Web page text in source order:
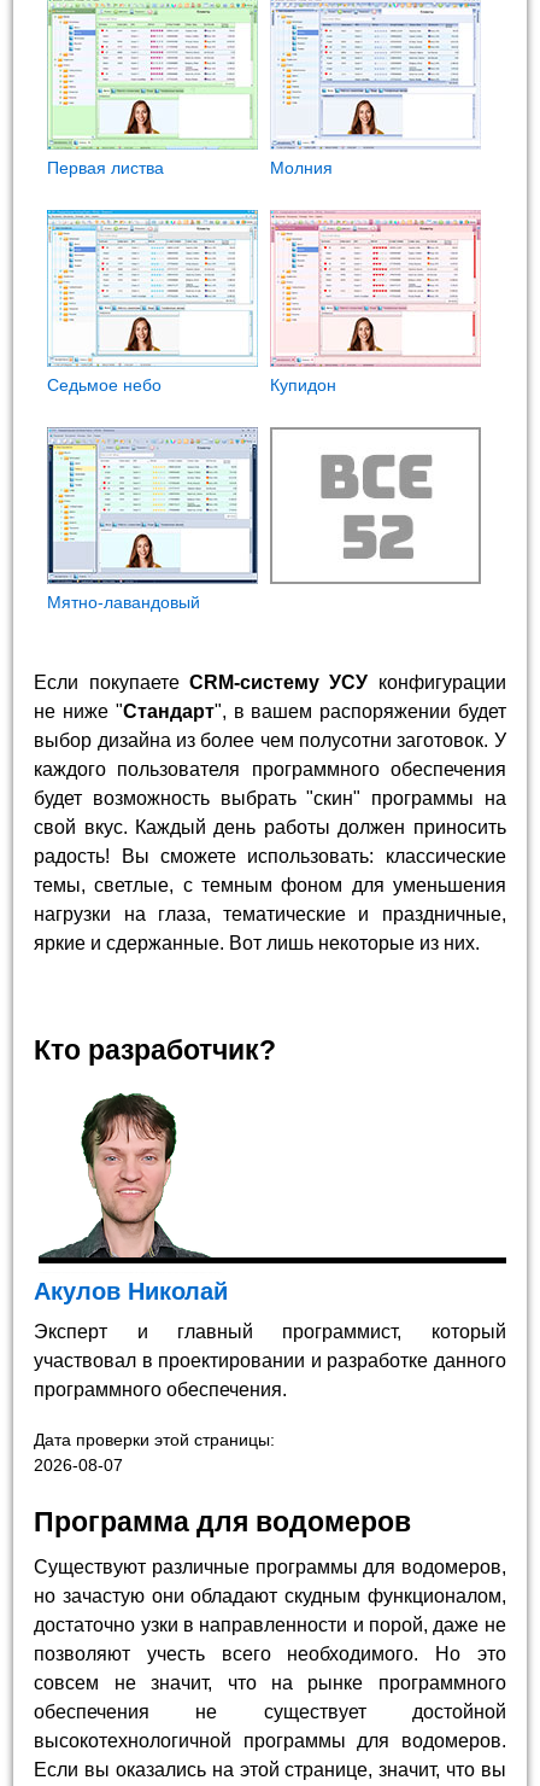
Первая листва Молния
Седьмое небо Купидон
Мятно-лавандовый
Если покупаете CRM-систему УСУ конфигурации
не ниже "Стандарт", в вашем распоряжении будет
выбор дизайна из более чем полусотни заготовок. У
каждого пользователя программного обеспечения
будет возможность выбрать "скин" программы на
свой вкус. Каждый день работы должен приносить
радость! Вы сможете использовать: классические
темы, светлые, с темным фоном для уменьшения
нагрузки на глаза, тематические и праздничные,
яркие и сдержанные. Вот лишь некоторые из них.
Кто разработчик?
Акулов Николай
Эксперт и главный программист, который
участвовал в проектировании и разработке данного
программного обеспечения.
Дата проверки этой страницы:
2026-08-07
Программа для водомеров
Существуют различные программы для водомеров,
но зачастую они обладают скудным функционалом,
достаточно узки в направленности и порой, даже не
позволяют учесть всего необходимого. Но это
совсем не значит, что на рынке программного
обеспечения не существует достойной
высокотехнологичной программы для водомеров.
Если вы оказались на этой странице, значит, что вы